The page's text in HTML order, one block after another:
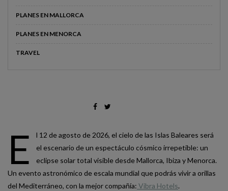
PLANES EN MALLORCA
PLANES EN MENORCA
TRAVEL
E
l 12 de agosto de 2026, el cielo de las Islas Baleares será
el escenario de un espectáculo cósmico irrepetible: un
eclipse solar total visible desde Mallorca, Ibiza y Menorca.
Un evento astronómico de escala mundial que podrás vivir a orillas
del Mediterráneo, con la mejor compañía: Vibra Hotels.